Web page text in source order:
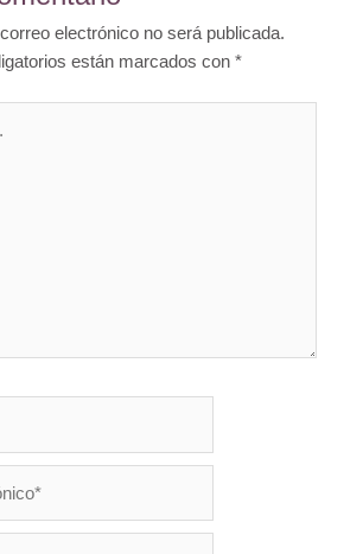
electrónico no será publicada.
están marcados con*